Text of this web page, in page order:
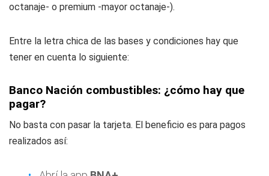
octanaje- o premium -mayor octanaje-).
Entre la letra chica de las bases y condiciones hay que
tener en cuenta lo siguiente:
Banco Nación combustibles: ¿cómo hay que
pagar?
No basta con pasar la tarjeta. El beneficio es para pagos
realizados así: